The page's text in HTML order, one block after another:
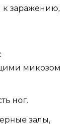
к заражению,
микозом
ног.
залы,